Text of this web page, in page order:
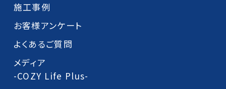
施工事例
お客様アンケート
よくあるご質問
メディア
-COZY Life Plus-